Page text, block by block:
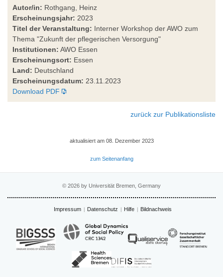
Autor/in: Rothgang, Heinz
Erscheinungsjahr: 2023
Titel der Veranstaltung: Interner Workshop der AWO zum
Thema "Zukunft der pflegerischen Versorgung"
Institutionen: AWO Essen
Erscheinungsort: Essen
Land: Deutschland
Erscheinungsdatum: 23.11.2023
Download PDF
zurück zur Publikationsliste
aktualisiert am 08. Dezember 2023
zum Seitenanfang
© 2026 by Universität Bremen, Germany
Impressum Datenschutz Hilfe Bildnachweis